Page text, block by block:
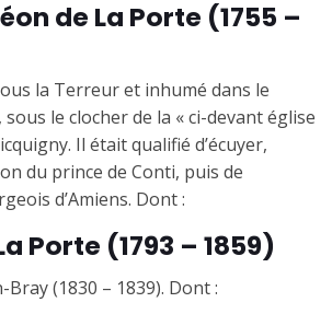
de La Porte (1755 –
la Terreur et inhumé dans le
le clocher de la « ci-devant église
Il était qualifié d’écuyer,
du prince de Conti, puis de
d’Amiens. Dont :
Porte (1793 – 1859)
Bray (1830 – 1839). Dont :